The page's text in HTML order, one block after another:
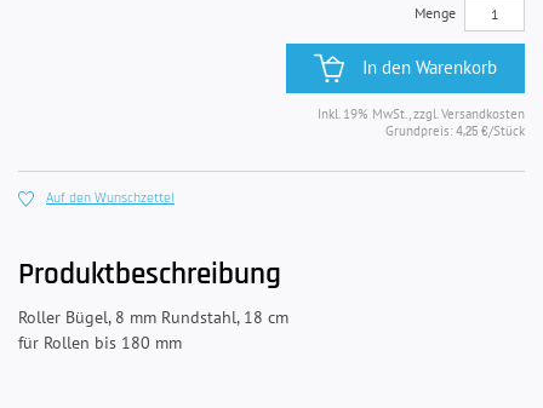
Menge
In den Warenkorb
Inkl. 19% MwSt., zzgl. Versandkosten
Grundpreis: 4,25 €/Stück
Auf den Wunschzettel
Produktbeschreibung
Roller Bügel, 8 mm Rundstahl, 18 cm
für Rollen bis 180 mm